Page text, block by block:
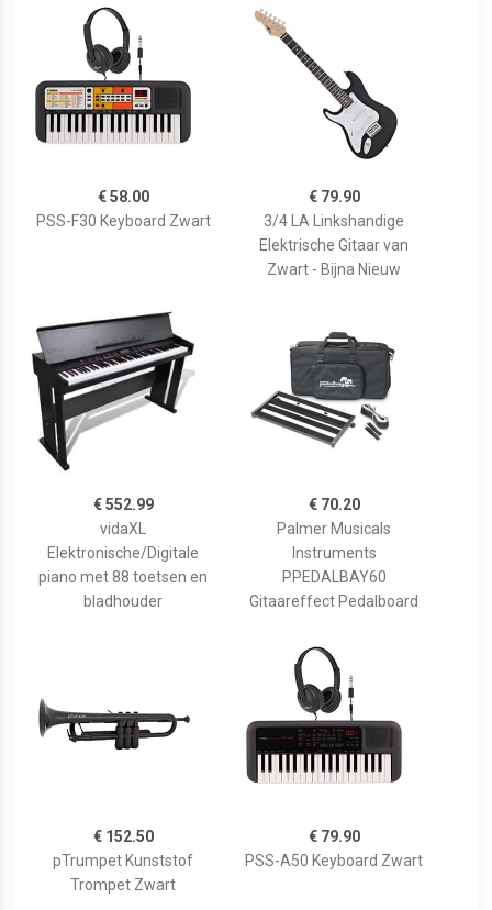
€ 58.00
PSS-F30 Keyboard Zwart
€ 79.90
3/4 LA Linkshandige
Elektrische Gitaar van
Zwart - Bijna Nieuw
€ 552.99
vidaXL
Elektronische/Digitale
piano met 88 toetsen en
bladhouder
€ 70.20
Palmer Musicals
Instruments
PPEDALBAY60
Gitaareffect Pedalboard
€ 152.50
pTrumpet Kunststof
Trompet Zwart
€ 79.90
PSS-A50 Keyboard Zwart